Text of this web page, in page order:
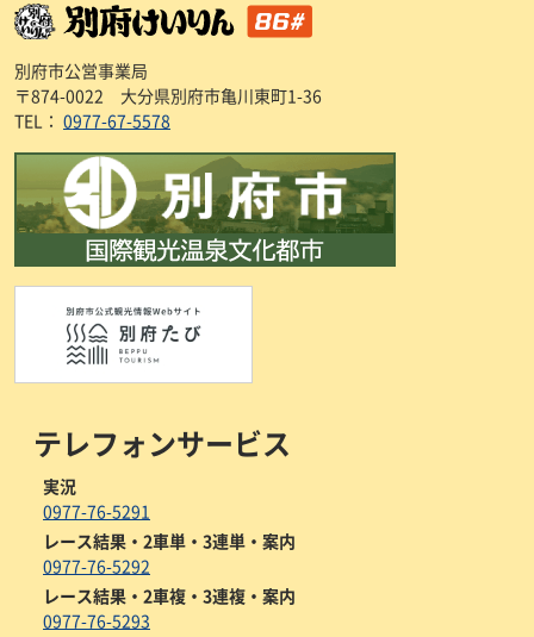
別府市公営事業局
〒874-0022 大分県別府市亀川東町1-36
TEL： 0977-67-5578
テレフォンサービス
実況
0977-76-5291
レース結果・2車単・3連単・案内
0977-76-5292
レース結果・2車複・3連複・案内
0977-76-5293